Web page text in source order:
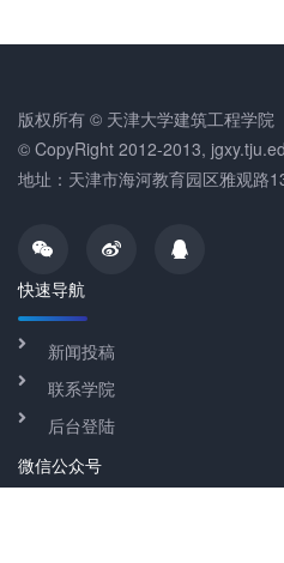
版权所有 © 天津大学建筑工程学院
© CopyRight 2012-2013,
地址：天津市海河教育园区雅观路
快速导航
新闻投稿
联系学院
后台登陆
微信公众号